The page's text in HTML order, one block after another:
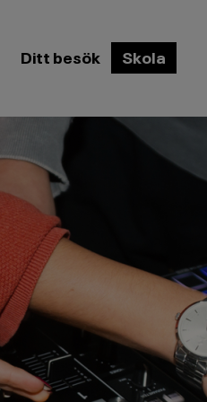
Öppna meny
Ditt besök Öppna meny
Skola